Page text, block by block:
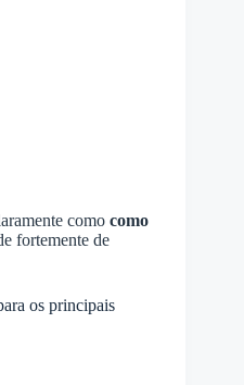
como como
fortemente de
os principais